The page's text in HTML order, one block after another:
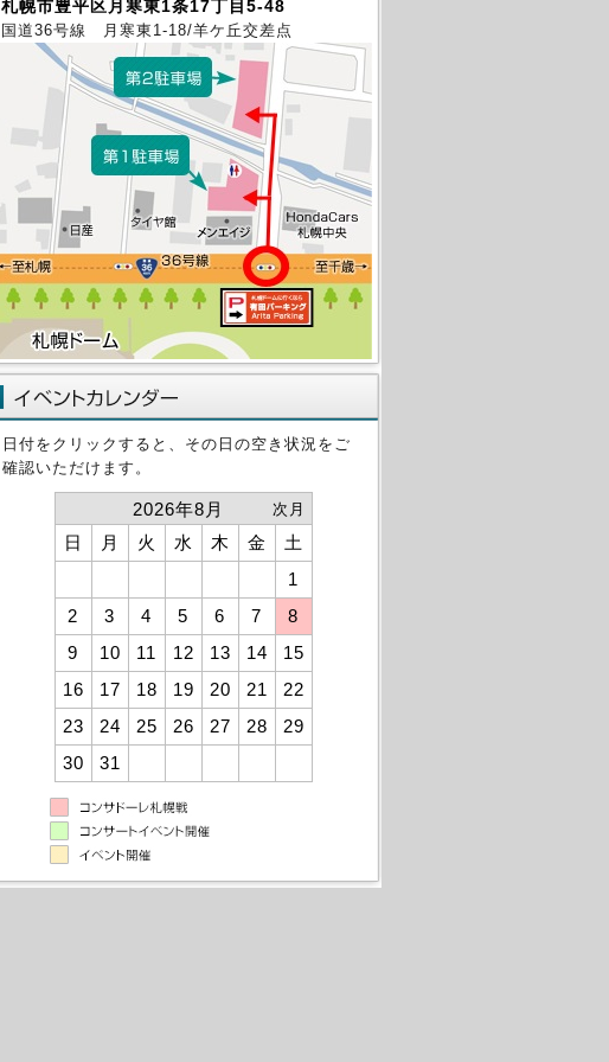
札幌市豊平区月寒東1条17丁目5-48
国道36号線 月寒東1-18/羊ケ丘交差点
日付をクリックすると、その日の空き状況をご
確認いただけます。
2026年8月 次月
日 月 火 水 木 金
土
1
2
3 4 5 6 7
8
9
10 11 12 13 14
15
16
17 18 19 20 21
22
23
24 25 26 27 28
29
30
31